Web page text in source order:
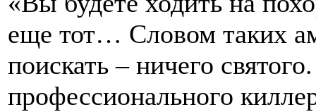
еще тот… Словом таких
поискать – ничего
профессионального